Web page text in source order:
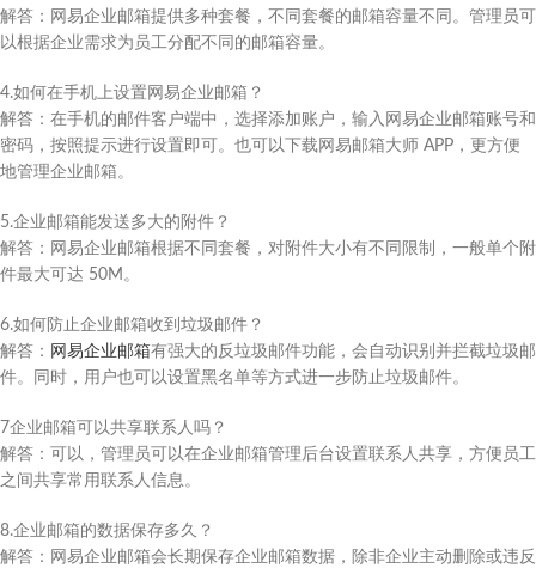
解答：网易企业邮箱提供多种套餐，不同套餐的邮箱容量不同。管理员可
以根据企业需求为员工分配不同的邮箱容量。​
4.如何在手机上设置网易企业邮箱？​
解答：在手机的邮件客户端中，选择添加账户，输入网易企业邮箱账号和
密码，按照提示进行设置即可。也可以下载网易邮箱大师 APP，更方便
地管理企业邮箱。​
5.企业邮箱能发送多大的附件？​
解答：网易企业邮箱根据不同套餐，对附件大小有不同限制，一般单个附
件最大可达 50M。​
6.如何防止企业邮箱收到垃圾邮件？​
解答： 网易企业邮箱有强大的反垃圾邮件功能，会自动识别并拦截垃圾邮
件。同时，用户也可以设置黑名单等方式进一步防止垃圾邮件。​
7企业邮箱可以共享联系人吗？​
解答：可以，管理员可以在企业邮箱管理后台设置联系人共享，方便员工
之间共享常用联系人信息。​
8.企业邮箱的数据保存多久？​
解答：网易企业邮箱会长期保存企业邮箱数据，除非企业主动删除或违反